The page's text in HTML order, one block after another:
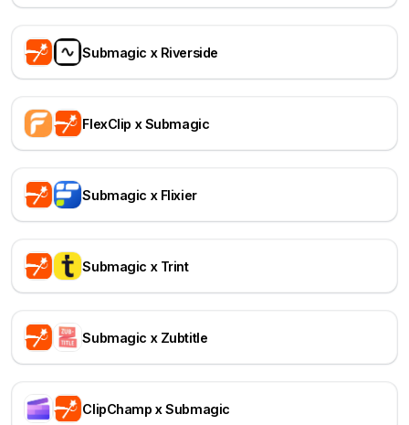
Submagic x Riverside
FlexClip x Submagic
Submagic x Flixier
Submagic x Trint
Submagic x Zubtitle
ClipChamp x Submagic